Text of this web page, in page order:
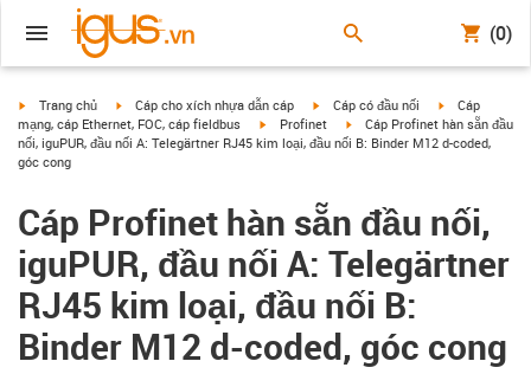
(0)
igus-icon-arrow-right
Trang chủ igus-icon-arrow-right
Cáp cho xích nhựa dẫn cáp igus-icon-arrow-right
Cáp có đầu nối igus-icon-
Cáp
mạng, cáp Ethernet, FOC, cáp fieldbus
igus-icon-arrow-right
Profinet igus-icon-arrow-right
Cáp Profinet hàn sẵn đầu
nối, iguPUR, đầu nối A: Telegärtner RJ45 kim loại, đầu nối B: Binder M12 d-coded,
góc cong
Cáp Profinet hàn sẵn đầu nối,
iguPUR, đầu nối A: Telegärtner
RJ45 kim loại, đầu nối B:
Binder M12 d-coded, góc cong